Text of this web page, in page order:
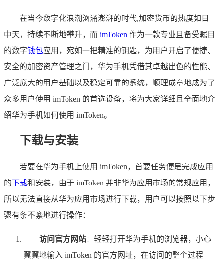
在当今数字化浪潮汹涌澎湃的时代,加密货币的热度如日
中天，持续不断地攀升，而 imToken 作为一款专业且备受瞩目
的数字钱包应用，宛如一把精准的钥匙，为用户开启了便捷、
安全的加密资产管理之门，华为手机凭借其卓越出色的性能、
广泛庞大的用户基础以及稳定可靠的系统，顺理成章地成为了
众多用户使用 imToken 的首选设备，将为大家详细且全面地介
绍华为手机如何使用 imToken。
下载与安装
若要在华为手机上使用 imToken，首要任务便是完成应用
的下载和安装，由于 imToken 并非华为应用市场的常规应用，
所以无法直接从华为应用市场进行下载，用户可以按照以下步
骤有条不紊地进行操作：
访问官方网站：轻轻打开华为手机的浏览器，小心
翼翼地输入 imToken 的官方网址，在访问的整个过程